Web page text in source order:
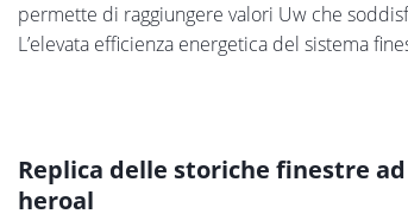
permette di raggiungere valori Uw che
L’elevata efficienza energetica del sistema
Replica delle storiche finestre
heroal